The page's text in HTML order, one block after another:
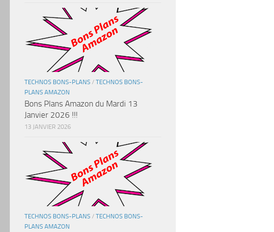
TECHNOS BONS-PLANS / TECHNOS BONS-
PLANS AMAZON
Bons Plans Amazon du Mardi 13
Janvier 2026 !!!
13 JANVIER 2026
TECHNOS BONS-PLANS / TECHNOS BONS-
PLANS AMAZON